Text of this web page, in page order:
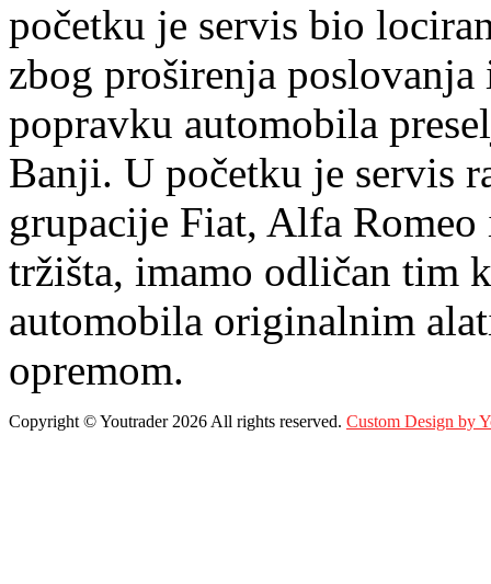
početku je servis bio
zbog proširenja poslovanja
popravku automobila
Banji. U početku je servis
grupacije Fiat, Alfa
tržišta, imamo odličan tim
automobila originalnim
opremom.
Copyright ©Youtrader2026 All rights reserved. Custom Design by